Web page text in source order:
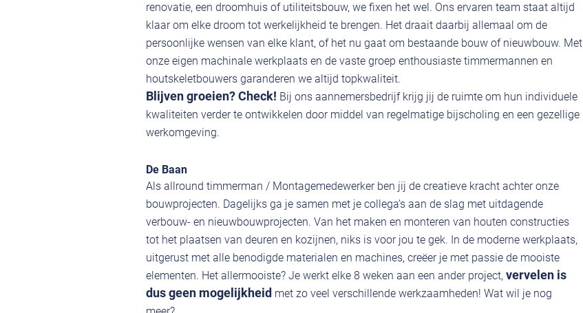
renovatie, een droomhuis of utiliteitsbouw, we fixen het wel. Ons ervaren team staat altijd
klaar om elke droom tot werkelijkheid te brengen. Het draait daarbij allemaal om de
persoonlijke wensen van elke klant, of het nu gaat om bestaande bouw of nieuwbouw. Met
onze eigen machinale werkplaats en de vaste groep enthousiaste timmermannen en
houtskeletbouwers garanderen we altijd topkwaliteit.
Blijven groeien? Check! Bij ons aannemersbedrijf krijg jij de ruimte om hun individuele
kwaliteiten verder te ontwikkelen door middel van regelmatige bijscholing en een gezellige
werkomgeving.
De Baan
Als allround timmerman / Montagemedewerker ben jij de creatieve kracht achter onze
bouwprojecten. Dagelijks ga je samen met je collega’s aan de slag met uitdagende
verbouw- en nieuwbouwprojecten. Van het maken en monteren van houten constructies
tot het plaatsen van deuren en kozijnen, niks is voor jou te gek. In de moderne werkplaats,
uitgerust met alle benodigde materialen en machines, creëer je met passie de mooiste
elementen. Het allermooiste? Je werkt elke 8 weken aan een ander project, vervelen is
dus geen mogelijkheid met zo veel verschillende werkzaamheden! Wat wil je nog